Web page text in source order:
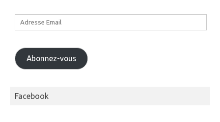
Adresse
Email
Abonnez-vous
Facebook